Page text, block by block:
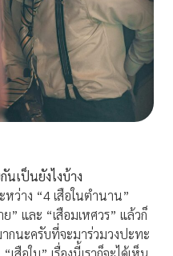
นเป็นยังไงบ้าง
ะหว่าง “4 เสือในตำนาน”
ย” และ “เสือมเหศวร” แล้วก็
ากนะครับที่จะมาร่วมวงปะทะ